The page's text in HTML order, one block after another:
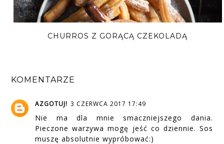
CHURROS Z GORĄCĄ CZEKOLADĄ
KOMENTARZE
AZGOTUJ! 3 CZERWCA 2017 17:49
Nie ma dla mnie smaczniejszego dania.
Pieczone warzywa mogę jeść co dziennie. Sos
muszę absolutnie wypróbować:)